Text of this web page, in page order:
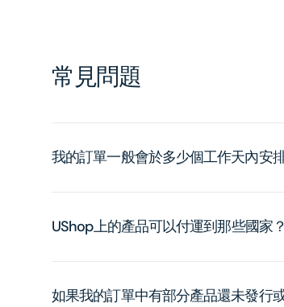
常見問題
我的訂單一般會於多少個工作天內安
UShop上的產品可以付運到那些國家
如果我的訂單中有部分產品還未發行